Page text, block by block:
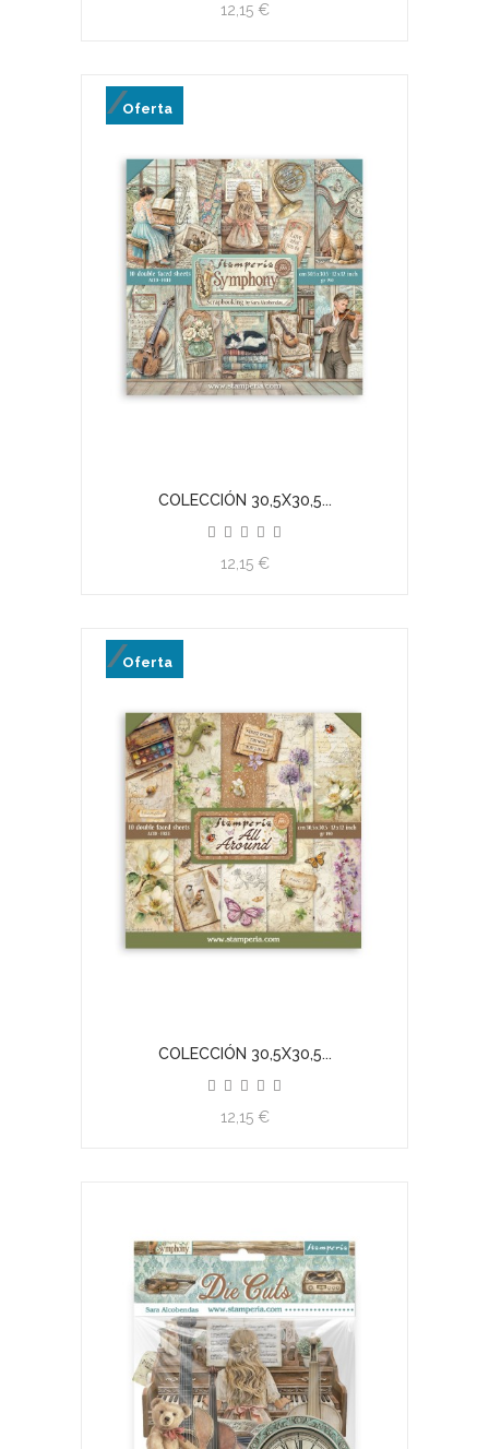
12,15 €
Oferta
COLECCIÓN 30,5X30,5...
12,15 €
Oferta
COLECCIÓN 30,5X30,5...
12,15 €